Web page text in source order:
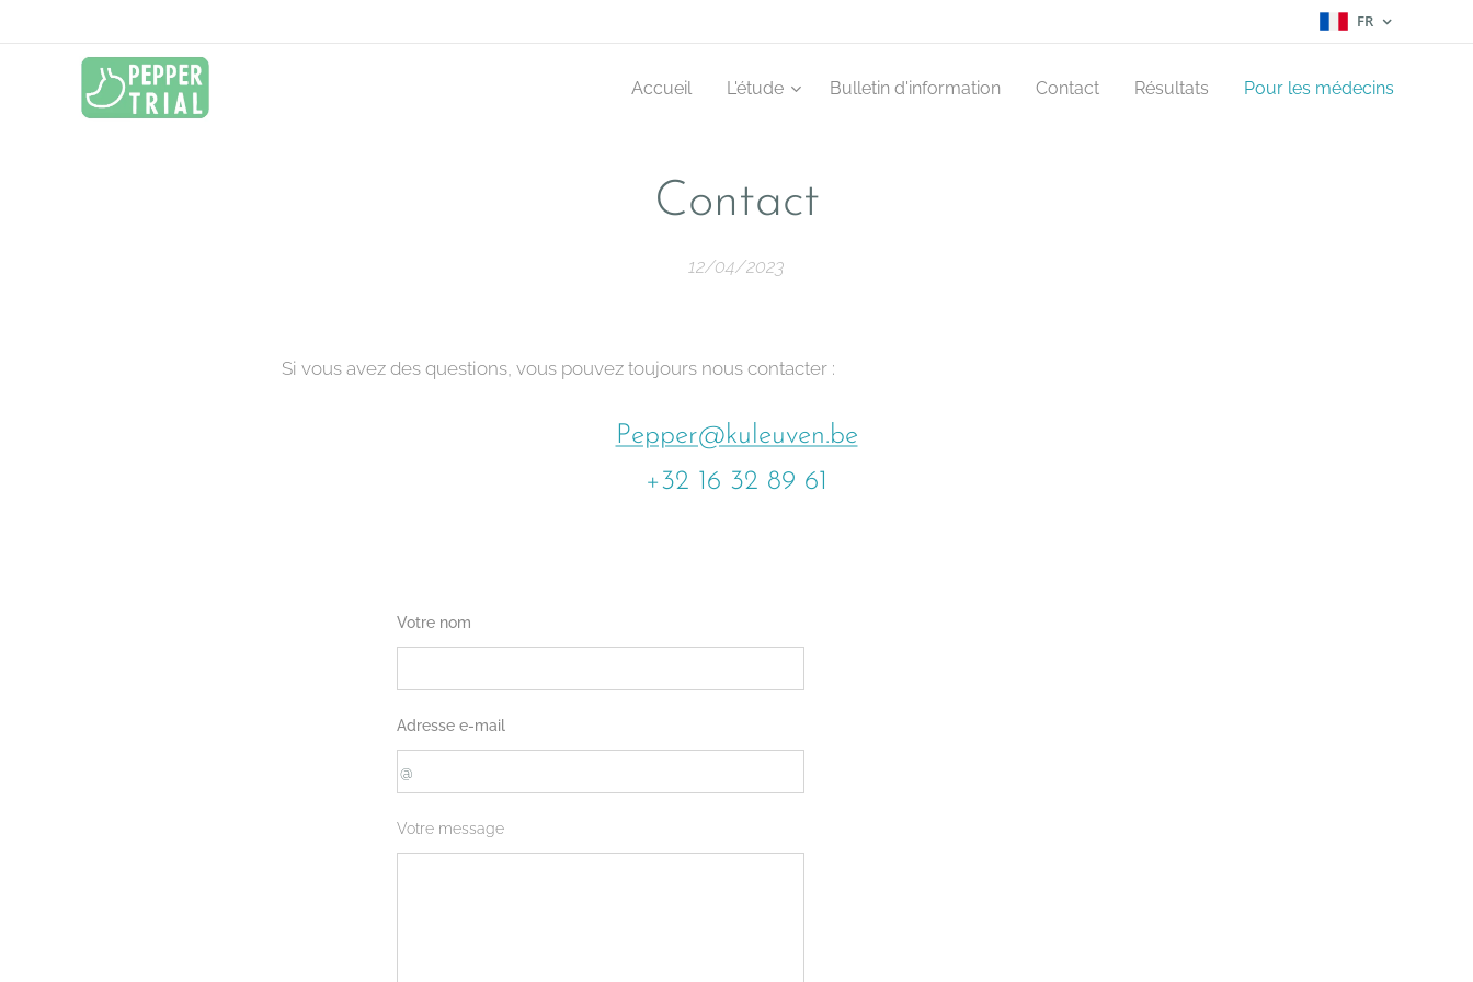
FR
Accueil L'étude Bulletin d'information Contact Résultats Pour les médecins
Contact
12/04/2023
Si vous avez des questions, vous pouvez toujours nous contacter :
Pepper@kuleuven.be
+32 16 32 89 61
Votre nom
Adresse e-mail
Votre message